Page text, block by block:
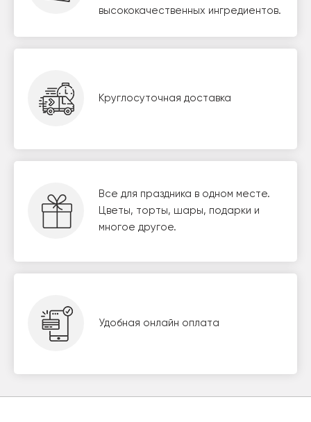
высококачественных ингредиентов.
Круглосуточная доставка
Все для праздника в одном месте.
Цветы, торты, шары, подарки и
многое другое.
Удобная онлайн оплата